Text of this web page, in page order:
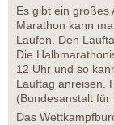
Es gibt ein großes
Marathon kann
Laufen. Den
Die
12 Uhr und so
Lauftag anreisen.
(Bundesanstalt
Das